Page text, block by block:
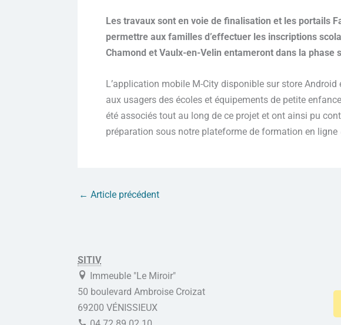
Les travaux sont en voie de finalisation et les portails
permettre aux familles d’effectuer les inscriptions
Chamond et Vaulx-en-Velin entameront dans la phase
L’application mobile M-City disponible sur store
aux usagers des écoles et équipements de petite
été associés tout au long de ce projet et ont ainsi pu
préparation sous notre plateforme de formation en ligne
← Article précédent
SITIV
Immeuble "Le Miroir"
50 boulevard Ambroise Croizat
69200 VÉNISSIEUX